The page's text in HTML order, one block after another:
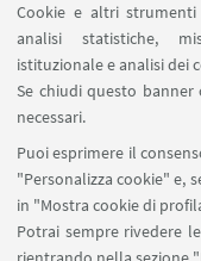
Cookie e altri
analisi statistiche,
istituzionale e analisi dei
Se chiudi questo
necessari.
Puoi esprimere il
"Personalizza cookie" e,
in "Mostra cookie di
Potrai sempre rivedere